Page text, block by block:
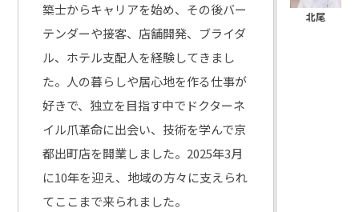
築士からキャリアを始め、その後バー
テンダーや接客、店舗開発、ブライダ
ル、ホテル支配人を経験してきまし
た。人の暮らしや居心地を作る仕事が
好きで、独立を目指す中でドクターネ
イル爪革命に出会い、技術を学んで京
都出町店を開業しました。2025年3月
に10年を迎え、地域の方々に支えられ
てここまで来られました。